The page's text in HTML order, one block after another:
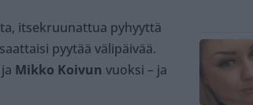
itsekruunattua pyhyyttä
pyytää välipäivää.
Mikko Koivun vuoksi – ja